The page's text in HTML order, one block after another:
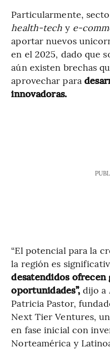
Particularmente,
health-tech y e-
aportar nuevos
en el 2025, dado que
aún existen brechas
aprovechar para
innovadoras.
“El potencial para la
la región es
desatendidos ofrecen
oportunidades”,dijo a
Patricia Pastor,
Next Tier Ventures,
en fase inicial con
Norteamérica y